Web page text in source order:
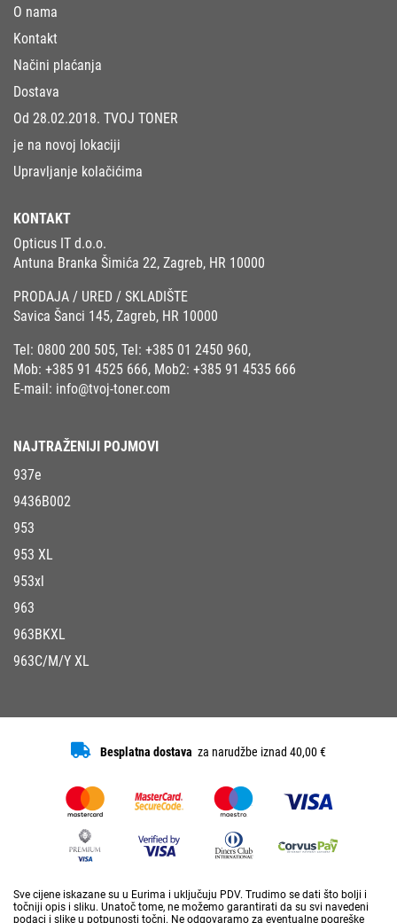
O nama
Kontakt
Načini plaćanja
Dostava
Od 28.02.2018. TVOJ TONER
je na novoj lokaciji
Upravljanje kolačićima
KONTAKT
Opticus IT d.o.o.
Antuna Branka Šimića 22, Zagreb, HR 10000
PRODAJA / URED / SKLADIŠTE
Savica Šanci 145, Zagreb, HR 10000
Tel: 0800 200 505, Tel: +385 01 2450 960,
Mob: +385 91 4525 666, Mob2: +385 91 4535 666
E-mail: info@tvoj-toner.com
NAJTRAŽENIJI POJMOVI
937e
9436B002
953
953 XL
953xl
963
963BKXL
963C/M/Y XL
Besplatna dostava za narudžbe iznad 40,00 €
Sve cijene iskazane su u Eurima i uključuju PDV. Trudimo se dati što bolji i
točniji opis i sliku. Unatoč tome, ne možemo garantirati da su svi navedeni
podaci i slike u potpunosti točni. Ne odgovaramo za eventualne pogreške